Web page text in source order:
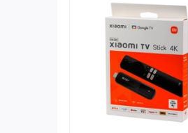
thiết bị cùng lúc như
USB-C khi sử dụng đơn
giao diện Type-C. Và khi
cạnh đó 2 giao diện
thiết bị hàng ngày